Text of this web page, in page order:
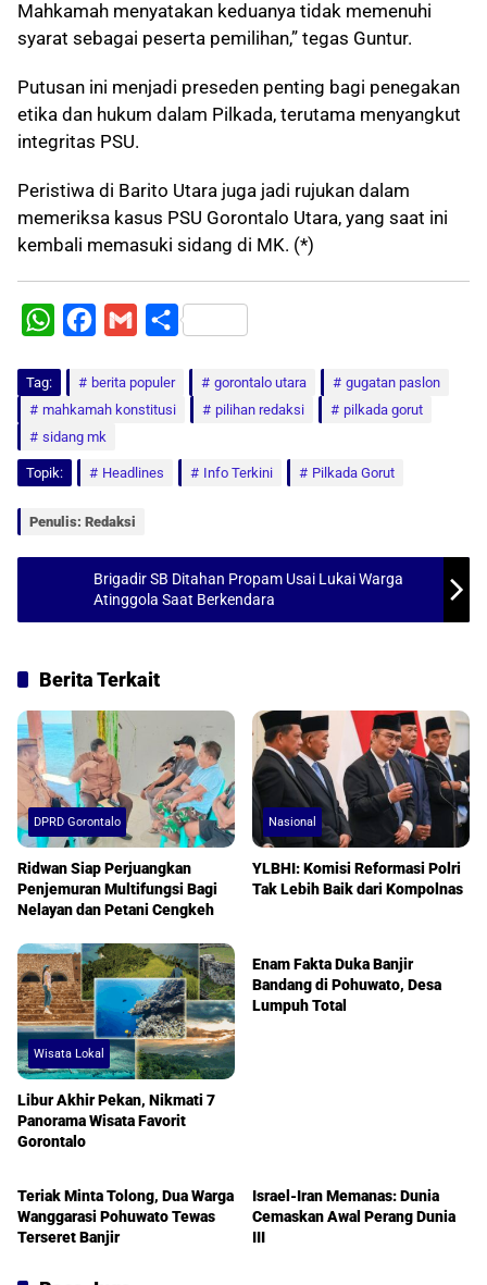
Mahkamah menyatakan keduanya tidak memenuhi
syarat sebagai peserta pemilihan,” tegas Guntur.
Putusan ini menjadi preseden penting bagi penegakan
etika dan hukum dalam Pilkada, terutama menyangkut
integritas PSU.
Peristiwa di Barito Utara juga jadi rujukan dalam
memeriksa kasus PSU Gorontalo Utara, yang saat ini
kembali memasuki sidang di MK. (*)
W
t
A
p
c
e
o
o
a
i
S
Tag: berita populer gorontalo utara
gugatan paslon
mahkamah konstitusi
pilihan redaksi
pilkada gorut
sidang mk
Topik: Headlines Info Terkini Pilkada Gorut
Penulis: Redaksi
Brigadir SB Ditahan Propam Usai Lukai Warga
Atinggola Saat Berkendara
Berita Terkait
DPRD Gorontalo
Ridwan Siap Perjuangkan
Penjemuran Multifungsi Bagi
Nelayan dan Petani Cengkeh
Nasional
YLBHI: Komisi Reformasi Polri
Tak Lebih Baik dari Kompolnas
Wisata Lokal
Libur Akhir Pekan, Nikmati 7
Panorama Wisata Favorit
Gorontalo
Enam Fakta Duka Banjir
Bandang di Pohuwato, Desa
Lumpuh Total
Pohuwato
Teriak Minta Tolong, Dua Warga
Wanggarasi Pohuwato Tewas
Terseret Banjir
Israel-Iran Memanas: Dunia
Cemaskan Awal Perang Dunia
III